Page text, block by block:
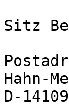
Sitz
Hahn-
D-